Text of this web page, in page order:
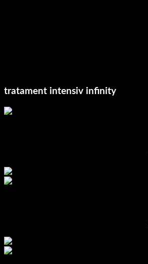
tratament intensiv infinity